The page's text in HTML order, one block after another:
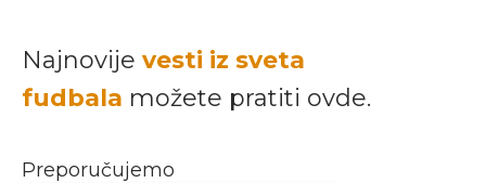
Najnovije vesti iz sveta
fudbala možete pratiti ovde.
Preporučujemo